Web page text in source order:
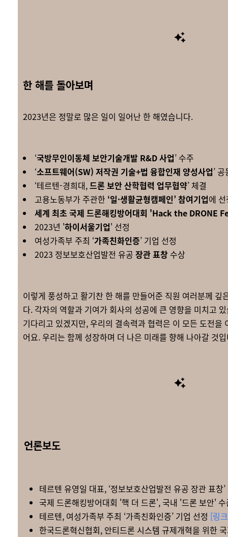
한 해를 돌아보며
2023년은 정말로 많은 일이 일어난 한 해였습니다.
‘국방무인이동체 보안기술개발 R&D 사업’ 수주
‘소프트웨어(SW) 저작권 기술+법 융합인재 양성사업’
‘테르텐-경희대,드론 보안 산학협력 업무협약’ 체결
고용노동부가 주관한 ‘일·생활균형캠페인’ 참여기업에
세계 최초 국제 드론해킹방어대회 'Hack the DRONE
2023년 '하이서울기업' 선정
여성가족부 주최 ‘가족친화인증’ 기업 선정
2023 정보보호산업발전 유공 장관 표창수상
이렇게 풍성하고 활기찬 한 해를 만들어준 직원 여러분께 깊
다. 각자의 역할과 기여가 회사의 성공에 큰 영향을 미치고
기다리고 있겠지만, 우리의 결속력과 협력은 이 모든 도전을
어요. 우리는 함께 성장하며 더 나은 미래를 향해 나아갈 것
언론보도
테르텐 유영일 대표, ‘정보보호산업발전 유공 장관 표창
국제 드론해킹방어대회 '핵 더 드론', 국내 '드론 보안'
테르텐, 여성가족부 주최 ‘가족친화인증’ 기업 선정 [링
한국드론혁신협회, 안티드론 시스템 규제개혁을 위한